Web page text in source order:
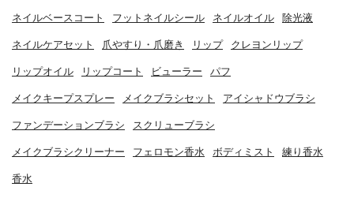
ネイルベースコート フットネイルシール ネイルオイル 除光液
ネイルケアセット 爪やすり・爪磨き リップ クレヨンリップ
リップオイル リップコート ビューラー パフ
メイクキープスプレー メイクブラシセット アイシャドウブラシ
ファンデーションブラシ スクリューブラシ
メイクブラシクリーナー フェロモン香水 ボディミスト 練り香水
香水